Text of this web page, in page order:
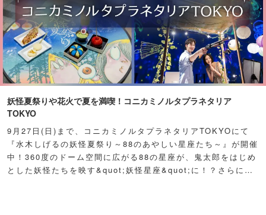
妖怪夏祭りや花火で夏を満喫！コニカミノルタプラネタリア
TOKYO
9月27日(日)まで、コニカミノルタプラネタリアTOKYOにて
『水木しげるの妖怪夏祭り～88のあやしい星座たち～』が開催
中！360度のドーム空間に広がる88の星座が、鬼太郎をはじめ
とした妖怪たちを映す&quot;妖怪星座&quot;に！？さらに例